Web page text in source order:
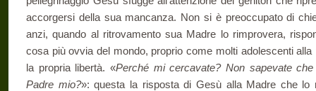
accor­gersi della sua mancanza. Non si è preoccupato di
anzi, quando al ritrovamento sua Madre lo rimprovera,
cosa più ovvia del mondo, proprio come molti adolescenti
la propria libertà. «Perché mi cercavate? Non sapevate
Padre mio?»: questa la risposta di Gesù alla Madre che lo